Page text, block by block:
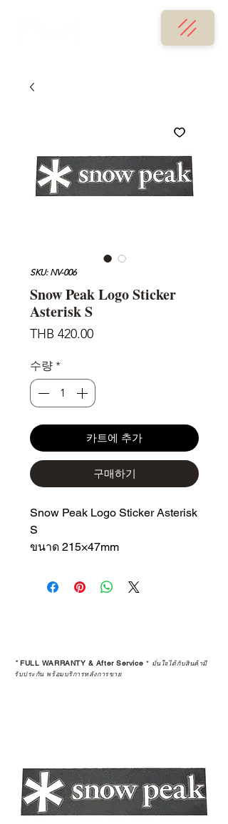
SKU: NV-006
Snow Peak Logo Sticker
Asterisk S
THB 420.00가
수량 *
카트에 추가
구매하기
Snow Peak Logo Sticker Asterisk
S
ขนาด 215×47mm
*FULL WARRANTY & After Service * มั่นใจได้กับสินค้ามี
รับประกัน พร้อมบริการหลังการขาย